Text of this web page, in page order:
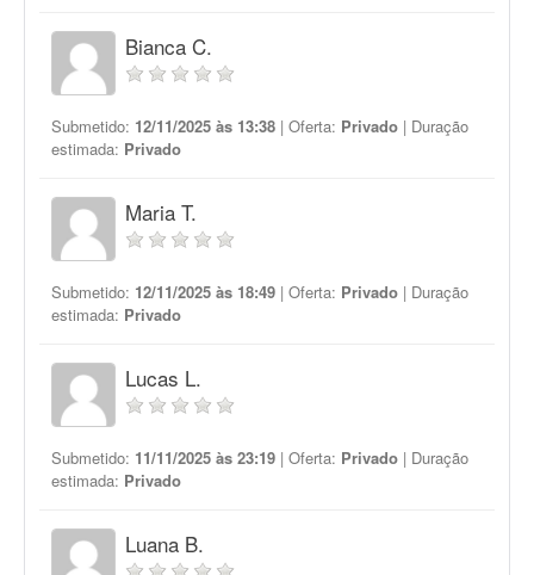
Bianca C.
Submetido: 12/11/2025 às 13:38 | Oferta: Privado | Duração
estimada: Privado
Maria T.
Submetido: 12/11/2025 às 18:49 | Oferta: Privado | Duração
estimada: Privado
Lucas L.
Submetido: 11/11/2025 às 23:19 | Oferta: Privado | Duração
estimada: Privado
Luana B.